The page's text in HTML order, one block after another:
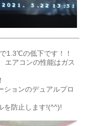
1.3℃の低下です！！
エアコンの性能はガス
ションのデュアルプロ
を防止します!(^^)!